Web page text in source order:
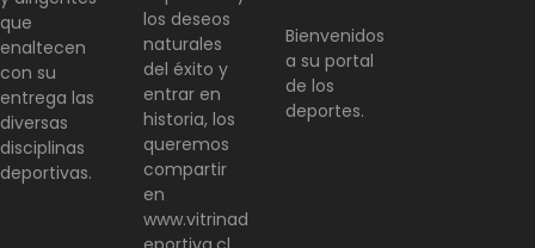
que
enaltecen
con su
entrega las
diversas
disciplinas
deportivas.
los deseos
naturales
del éxito y
entrar en
historia, los
queremos
compartir
en
www.vitrinad
Bienvenidos
a su portal
de los
deportes.